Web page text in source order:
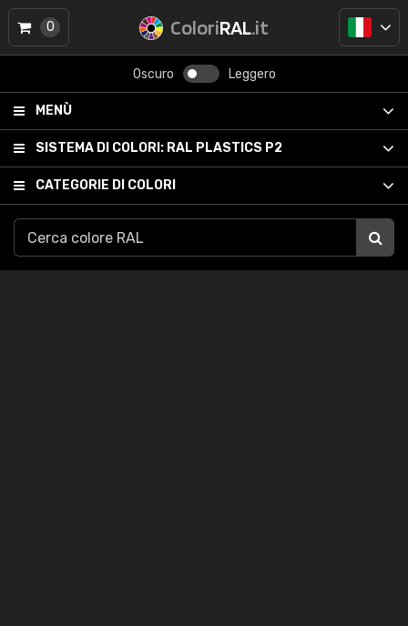
ColoriRAL.it
Oscuro Leggero
MENÙ
SISTEMA DI COLORI: RAL PLASTICS P2
CATEGORIE DI COLORI
0